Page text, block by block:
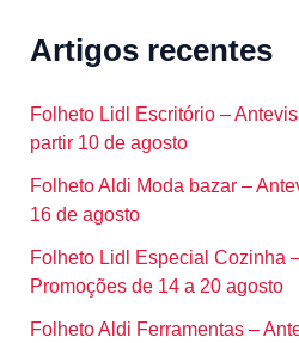
Artigos recentes
Folheto Lidl Escritório –
partir 10 de agosto
Folheto Aldi Moda bazar –
16 de agosto
Folheto Lidl Especial Cozinha
Promoções de 14 a 20 agosto
Folheto Aldi Ferramentas –